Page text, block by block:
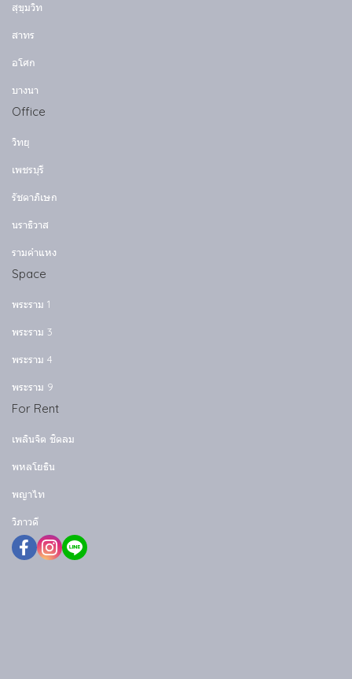
สุขุมวิท
สาทร
อโศก
บางนา
Office
วิทยุ
เพชรบุรี
รัชดาภิเษก
นราธิวาส
รามคำแหง
Space
พระราม 1
พระราม 3
พระราม 4
พระราม 9
For Rent
เพลินจิต ชิดลม
พหลโยธิน
พญาไท
วิภาวดี